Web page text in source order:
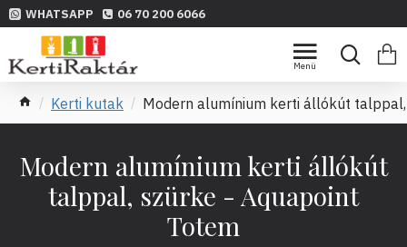
WHATSAPP 06 70 200 6066
Kerti kutak Modern alumínium kerti állókút
Modern alumínium kerti állókút
talppal, szürke - Aquapoint
Totem